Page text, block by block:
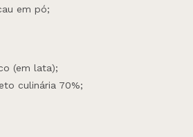
em pó;
(em lata);
culinária 70%;